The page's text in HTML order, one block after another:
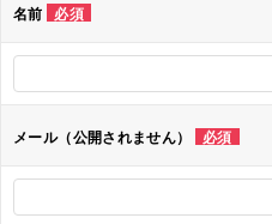
シ
ョ
ン
名前 必須
メール（公開されません） 必須